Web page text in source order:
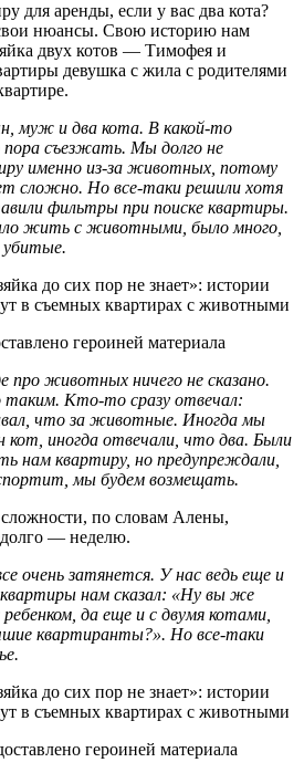
для аренды, если у вас два кота?
нюансы. Свою историю нам
двух котов — Тимофея и
девушка с жила с родителями
муж и два кота. В какой-то
съезжать. Мы долго не
именно из-за животных, потому
сложно. Но все-таки решили хотя
фильтры при поиске квартиры.
жить с животными, было много,
убитые.
героиней материала
про животных ничего не сказано.
таким. Кто-то сразу отвечал:
что за животные. Иногда мы
кот, иногда отвечали, что два. Были
нам квартиру, но предупреждали,
мы будем возмещать.
по словам Алены,
— неделю.
очень затянется. У нас ведь еще и
квартиры нам сказал: «Ну вы же
да еще и с двумя котами,
квартиранты?». Но все-таки
героиней материала